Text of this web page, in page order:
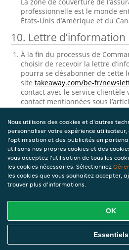
professionnelle est le monde
États-Unis d’Amérique et du
10. Lettre d’information
À la fin du processus de
choisir de recevoir la lettre
pourra se désabonner de cette
sitetakeaway.com/be-fr/
contact avec le service clientèle
contact mentionnées sous
Conditions générales Clients
11. Consultation et
données personnelles
Takeaway.com traitera les
relatives au Client. Ce
données personnelles est régi
Nous utilisons des cookies et d'autres
personnaliser votre expérience utilisateur,
l'optimisation et des publicités en
utilisons nos propres cookies et des
vous acceptez l'utilisation de tous les
les cookies nécessaires. Sélectionnez
les cookies que vous souhaitez accepter,
trouver plus d'informations.
OK
Essentiels